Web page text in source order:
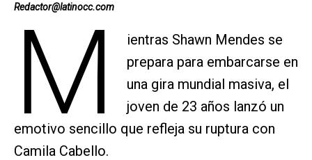
Redactor@latinocc.com
M
ientras Shawn Mendes se
prepara para embarcarse en
una gira mundial masiva, el
joven de 23 años lanzó un
emotivo sencillo que refleja su ruptura con
Camila Cabello.